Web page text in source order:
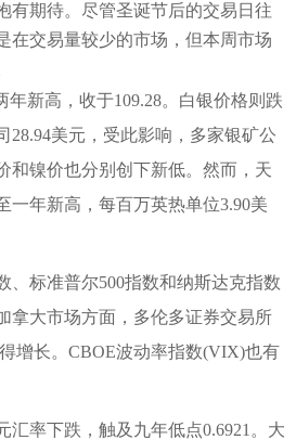
有期待。尽管圣诞节后的交易日往
在交易量较少的市场，但本周市场
新高，收于109.28。白银价格则跌
28.94美元，受此影响，多家银矿公
和镍价也分别创下新低。然而，天
一年新高，每百万英热单位3.90美
、标准普尔500指数和纳斯达克指数
拿大市场方面，多伦多证券交易所
增长。CBOE波动率指数(VIX)也有
汇率下跌，触及九年低点0.6921。大